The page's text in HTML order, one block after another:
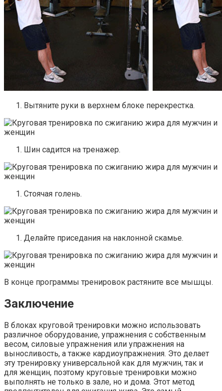
Вытяните руки в верхнем блоке перекрестка.
Шин садится на тренажер.
Стоячая голень.
Делайте приседания на наклонной скамье.
В конце программы тренировок растяните все мышцы.
Заключение
В блоках круговой тренировки можно использовать
различное оборудование, упражнения с собственным
весом, силовые упражнения или упражнения на
выносливость, а также кардиоупражнения. Это делает
эту тренировку универсальной как для мужчин, так и
для женщин, поэтому круговые тренировки можно
выполнять не только в зале, но и дома. Этот метод